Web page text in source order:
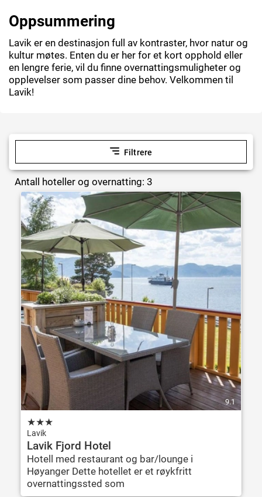
Oppsummering
Lavik er en destinasjon full av kontraster, hvor natur og
kultur møtes. Enten du er her for et kort opphold eller
en lengre ferie, vil du finne overnattingsmuligheter og
opplevelser som passer dine behov. Velkommen til
Lavik!
Filtrere
Antall hoteller og overnatting: 3
9.1
★★★
Lavik
Lavik Fjord Hotel
Hotell med restaurant og bar/lounge i
Høyanger Dette hotellet er et røykfritt
overnattingssted som